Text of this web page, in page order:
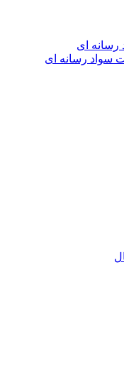
رسانه ای
سواد رسانه ای